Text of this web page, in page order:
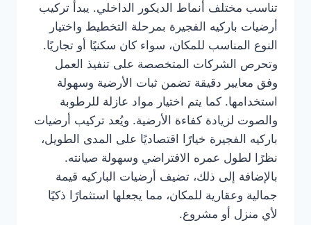
تناسب مختلف أنماط الديكور الداخلي. يبدأ تركيب
أرضيات باركيه الفجيرة بمرحلة التخطيط واختيار
النوع المناسب للمكان، سواء كان سكنيًا أو تجاريًا.
وتحرص الشركات المتخصصة على تنفيذ العمل
وفق معايير دقيقة تضمن ثبات الأرضية وسهولة
استخدامها. كما يتم اختيار مواد عازلة للرطوبة
والصوت لزيادة كفاءة الأرضية. ويُعد تركيب أرضيات
باركيه الفجيرة خيارًا اقتصاديًا على المدى الطويل،
نظرًا لطول عمره الافتراضي وسهولة صيانته.
بالإضافة إلى ذلك، تضيف أرضيات الباركيه قيمة
جمالية وعقارية للمكان، مما يجعلها استثمارًا ذكيًا
لأي منزل أو مشروع.